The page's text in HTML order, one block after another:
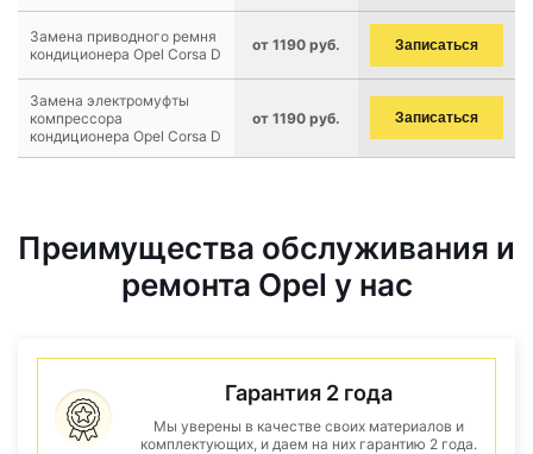
Замена приводного ремня
кондиционера Opel Corsa D
от 1190 руб. Записаться
Замена электромуфты
компрессора
кондиционера Opel Corsa D
от 1190 руб. Записаться
Преимущества обслуживания и
ремонта Opel у нас
Гарантия 2 года
Мы уверены в качестве своих материалов и
комплектующих, и даем на них гарантию 2 года.